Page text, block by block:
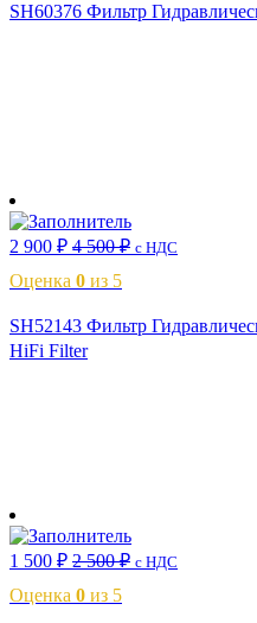
SH60376 Фильтр
2 900 ₽ 4 500₽ с НДС
Оценка 0 из 5
SH52143 Фильтр
HiFi Filter
1 500 ₽ 2 500₽ с НДС
Оценка 0 из 5